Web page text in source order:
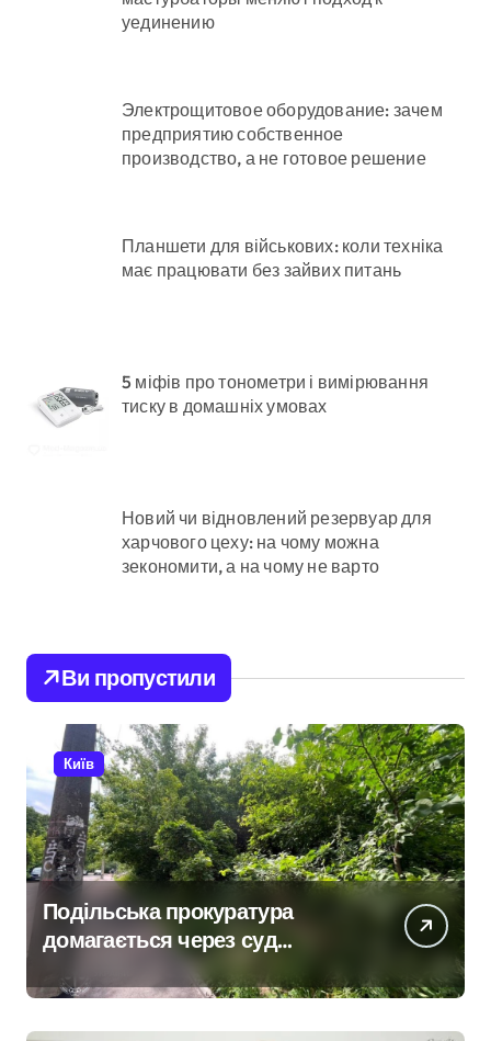
уединению
Электрощитовое оборудование: зачем
предприятию собственное
производство, а не готовое решение
Планшети для військових: коли техніка
має працювати без зайвих питань
5 міфів про тонометри і вимірювання
тиску в домашніх умовах
Новий чи відновлений резервуар для
харчового цеху: на чому можна
зекономити, а на чому не варто
Ви пропустили
Київ
Подільська прокуратура
домагається через суд
анулювання прав власності
на фіктивну будівлю в центрі
Києва